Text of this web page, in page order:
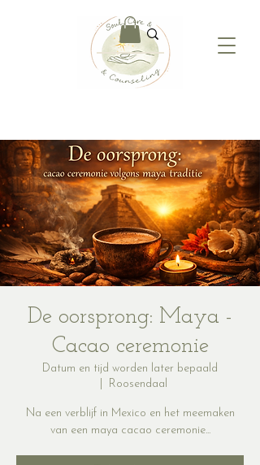
De oorsprong: Maya -
Cacao ceremonie
Datum en tijd worden later bepaald
Roosendaal
Na een verblijf in Mexico en het meemaken
van een maya cacao ceremonie...